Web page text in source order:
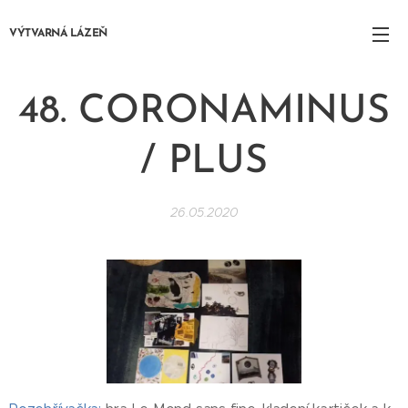
VÝTVARNÁ LÁZEŇ
48. CORONAMINUS
/ PLUS
26.05.2020